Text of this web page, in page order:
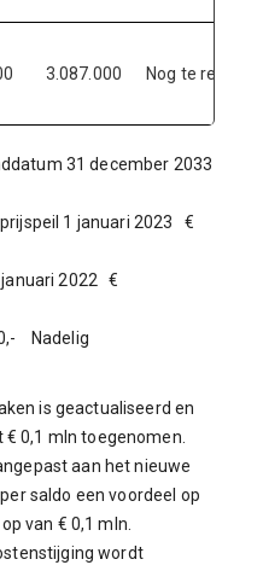
3.087.000 Nog te
31 december 2033
1 januari 2023 €
januari 2022 €
Nadelig
is geactualiseerd en
0,1 mln toegenomen.
aan het nieuwe
saldo een voordeel op
van € 0,1 mln.
wordt